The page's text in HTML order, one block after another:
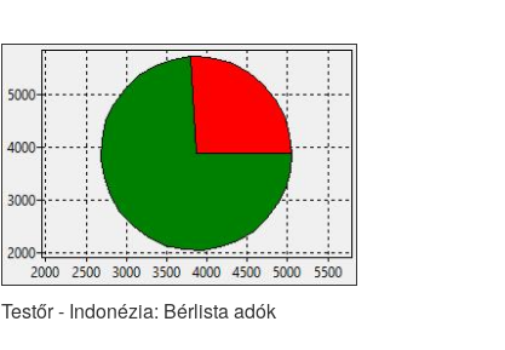
Testőr - Indonézia: Bérlista adók